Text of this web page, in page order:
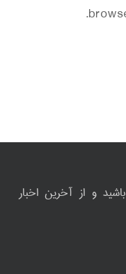
و از آخرین اخبار